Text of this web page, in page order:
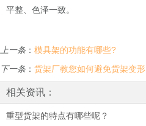
平整、色泽一致。
上一条： 模具架的功能有哪些?
下一条： 货架厂教您如何避免货架变形
相关资讯：
重型货架的特点有哪些呢？